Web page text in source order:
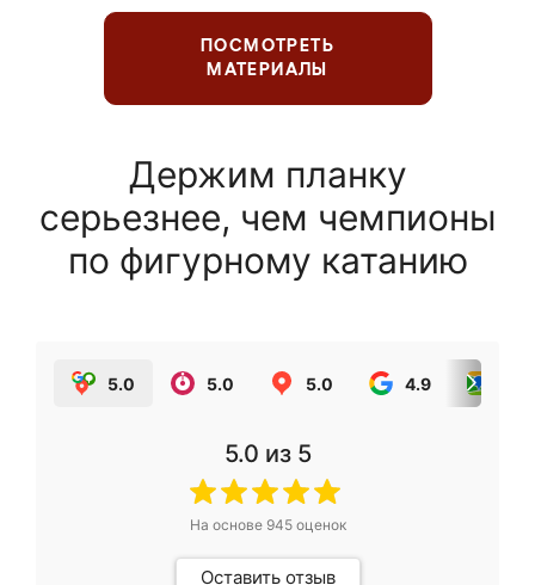
ПОСМОТРЕТЬ
МАТЕРИАЛЫ
Держим планку
серьезнее, чем чемпионы
по фигурному катанию
5.0 5.0 5.0 4.9
5.0 из 5
На основе 945оценок
Оставить отзыв